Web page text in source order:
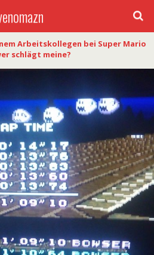
Arbeitskollegen bei Super Mario
schlägt meine?